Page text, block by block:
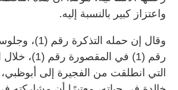
واعتزاز كبير بالنسبة إليه.
وقال إن حمله
رقم (1) في
التي انطلقت من الفجيرة إلى